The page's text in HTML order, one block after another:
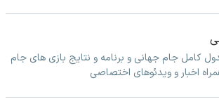
کامل جام جهانی و برنامه و نتایج بازی های جام
اخبار و ویدئوهای اختصاصی